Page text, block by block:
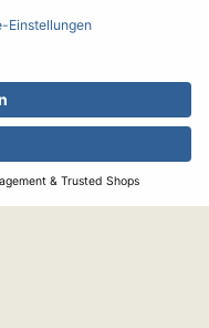
Steak-Diät
GmbH
Weg 6